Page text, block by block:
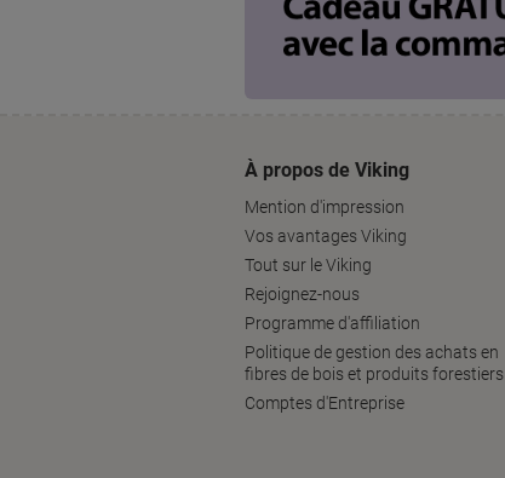
À propos de Viking
Mention d'impression
Vos avantages Viking
Tout sur le Viking
Rejoignez-nous
Programme d'affiliation
Politique de gestion des achats en
fibres de bois et produits forestiers
Comptes d'Entreprise